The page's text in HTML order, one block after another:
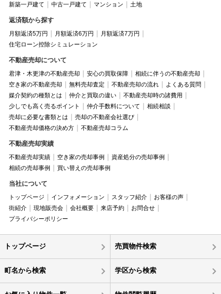
新築一戸建て 中古一戸建て マンション 土地
返済額から探す
月額返済5万円 月額返済6万円
月額返済7万円
住宅ローン控除シミュレーション
不動産売却について
君津・木更津の不動産売却 安心の買取保障
相続に伴うの不動産売却
空き家の不動産売却
無料売却査定 不動産売却の流れ
よくある質問
媒介契約の種類とは
仲介と買取の違い
不動産売却時の諸費用
少しでも高く売るポイント
仲介手数料について
相続相談
売却に必要な書類とは
売却の不動産会社選び
不動産売却価格の決め方
不動産売却コラム
不動産売却実績
不動産売却実績 空き家の売却事例
資産処分の売却事例
相続の売却事例
買い替えの売却事例
当社について
トップページ インフォメーション スタッフ紹介
お客様の声
街紹介
現地販売会 会社概要 来店予約
お問合せ
プライバシーポリシー
トップページ 売買物件検索
町名から検索 学区から検索